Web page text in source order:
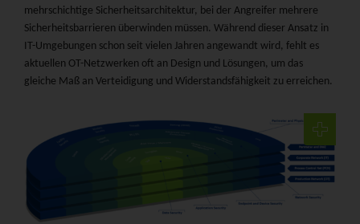
mehrschichtige Sicherheitsarchitektur, bei der Angreifer mehrere
Sicherheitsbarrieren überwinden müssen. Während dieser Ansatz in
IT-Umgebungen schon seit vielen Jahren angewandt wird, fehlt es
aktuellen OT-Netzwerken oft an Design und Lösungen, um das
gleiche Maß an Verteidigung und Widerstandsfähigkeit zu erreichen.